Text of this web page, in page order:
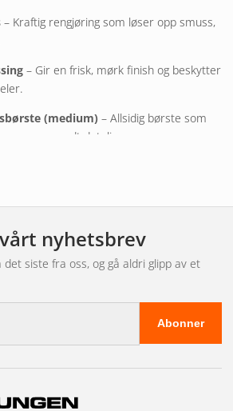
– Kraftig rengjøring som løser opp smuss,
– Gir en frisk, mørk finish og beskytter
(medium) – Allsidig børste som
rom og rundt detaljer.
et profesjonelt preg
nyhetsbrev
siste fra oss, og gå aldri glipp av et
Abonner